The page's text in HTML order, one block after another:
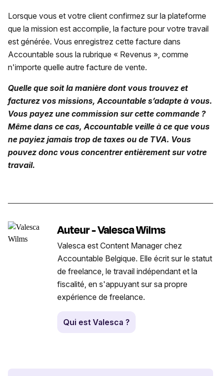
Lorsque vous et votre client confirmez sur la plateforme
que la mission est accomplie, la facture pour votre travail
est générée. Vous enregistrez cette facture dans
Accountable sous la rubrique « Revenus », comme
n'importe quelle autre facture de vente.
Quelle que soit la manière dont vous trouvez et
facturez vos missions, Accountable s’adapte à vous.
Vous payez une commission sur cette commande ?
Même dans ce cas, Accountable veille à ce que vous
ne payiez jamais trop de taxes ou de TVA. Vous
pouvez donc vous concentrer entièrement sur votre
travail.
Auteur - Valesca Wilms
Valesca est Content Manager chez
Accountable Belgique. Elle écrit sur le statut
de freelance, le travail indépendant et la
fiscalité, en s'appuyant sur sa propre
expérience de freelance.
Qui est Valesca ?